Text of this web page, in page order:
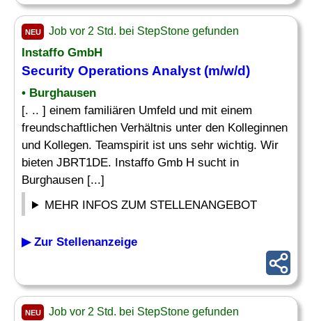
NEU Job vor 2 Std. bei StepStone gefunden
Instaffo GmbH
Security Operations Analyst (m/w/d)
• Burghausen
[. .. ] einem familiären Umfeld und mit einem
freundschaftlichen Verhältnis unter den Kolleginnen
und Kollegen. Teamspirit ist uns sehr wichtig. Wir
bieten JBRT1DE. Instaffo Gmb H sucht in
Burghausen [...]
MEHR INFOS ZUM STELLENANGEBOT
▶ Zur Stellenanzeige
NEU Job vor 2 Std. bei StepStone gefunden